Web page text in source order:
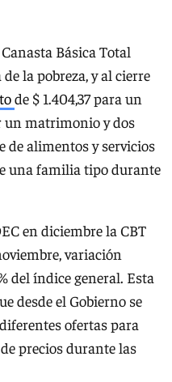
Básica Total
la pobreza, y al cierre
de $ 1.404,37 para un
matrimonio y dos
de alimentos y servicios
una familia tipo durante
en diciembre la CBT
variación
del índice general. Esta
desde el Gobierno se
ofertas para
precios durante las